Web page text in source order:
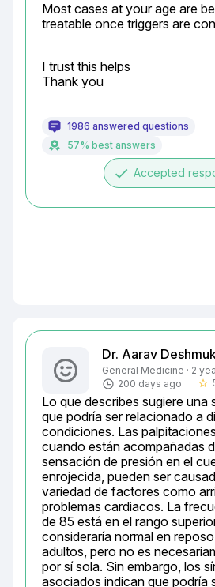
Most cases at your age are
treatable once triggers are
I trust this helps
Thank you
1986 answered questions
57% best answers
done Accepted
Dr. Aarav
General Medicine · 2
200 days ago
star_border
Lo que describes sugiere una
que podría ser relacionado a
condiciones. Las
cuando están acompañadas
sensación de presión en el
enrojecida, pueden ser
variedad de factores como
problemas cardiacos. La
de 85 está en el rango
consideraría normal en
adultos, pero no es
por sí sola. Sin embargo, los
asociados indican que podría